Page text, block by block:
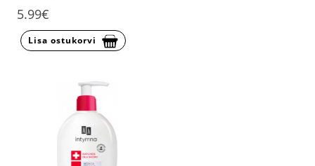
5.99€
Lisa ostukorvi